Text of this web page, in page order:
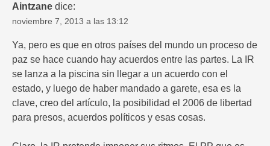
Aintzane dice:
noviembre 7, 2013 a las 13:12
Ya, pero es que en otros países del mundo un proceso de
paz se hace cuando hay acuerdos entre las partes. La IR
se lanza a la piscina sin llegar a un acuerdo con el
estado, y luego de haber mandado a garete, esa es la
clave, creo del artículo, la posibilidad el 2006 de libertad
para presos, acuerdos políticos y esas cosas.